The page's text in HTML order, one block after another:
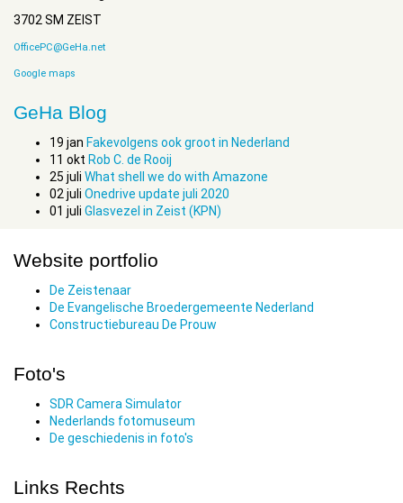
3702 SM ZEIST
OfficePC@GeHa.net
Google maps
GeHa Blog
19 jan Fakevolgens ook groot in Nederland
11 okt Rob C. de Rooij
25 juli What shell we do with Amazone
02 juli Onedrive update juli 2020
01 juli Glasvezel in Zeist (KPN)
Website portfolio
De Zeistenaar
De Evangelische Broedergemeente Nederland
Constructiebureau De Prouw
Foto's
SDR Camera Simulator
Nederlands fotomuseum
De geschiedenis in foto's
Links Rechts